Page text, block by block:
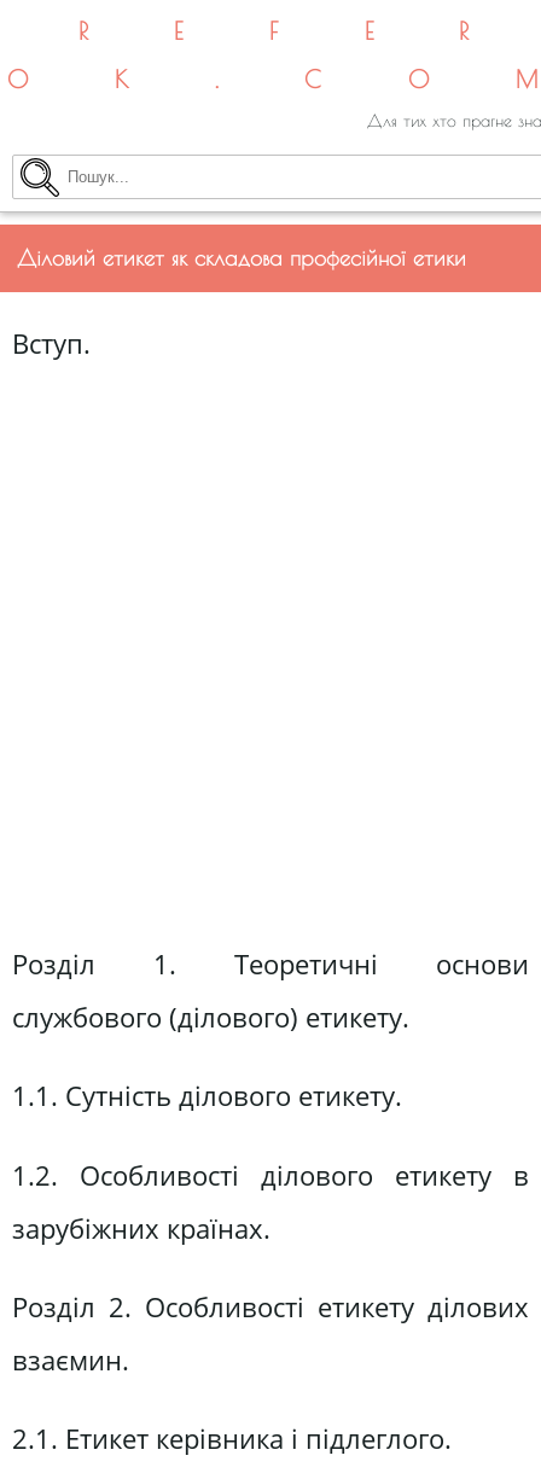
Для тих хто прагне
Діловий етикет як складова професійної етики
Вступ.
Розділ 1. Теоретичні основи
службового (ділового) етикету.
1.1. Сутність ділового етикету.
1.2. Особливості ділового етикету в
зарубіжних країнах.
Розділ 2. Особливості етикету ділових
взаємин.
2.1. Етикет керівника і підлеглого.